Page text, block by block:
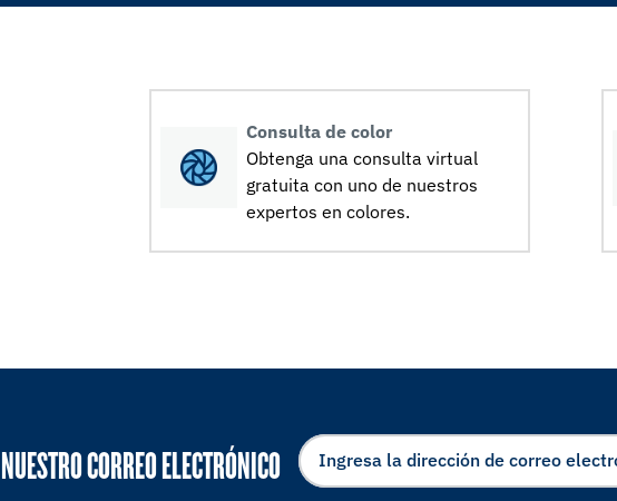
Consulta de color
Obtenga una consulta virtual
gratuita con uno de nuestros
expertos en colores.
CORREO ELECTRÓNICO